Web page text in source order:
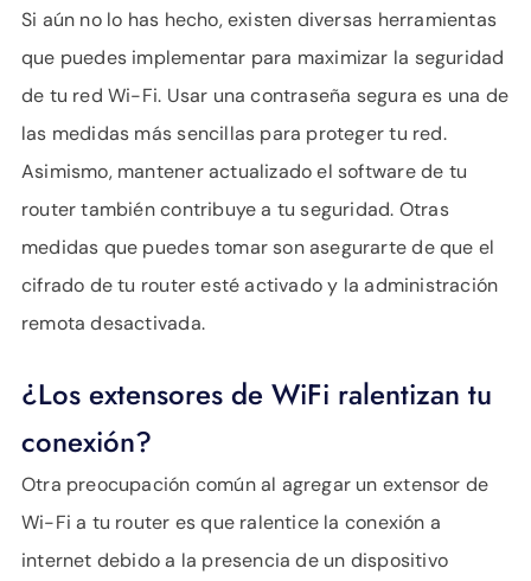
Si aún no lo has hecho, existen diversas herramientas
que puedes implementar para maximizar la seguridad
de tu red Wi-Fi. Usar una contraseña segura es una de
las medidas más sencillas para proteger tu red.
Asimismo, mantener actualizado el software de tu
router también contribuye a tu seguridad. Otras
medidas que puedes tomar son asegurarte de que el
cifrado de tu router esté activado y la administración
remota desactivada.
¿Los extensores de WiFi ralentizan tu
conexión?
Otra preocupación común al agregar un extensor de
Wi-Fi a tu router es que ralentice la conexión a
internet debido a la presencia de un dispositivo